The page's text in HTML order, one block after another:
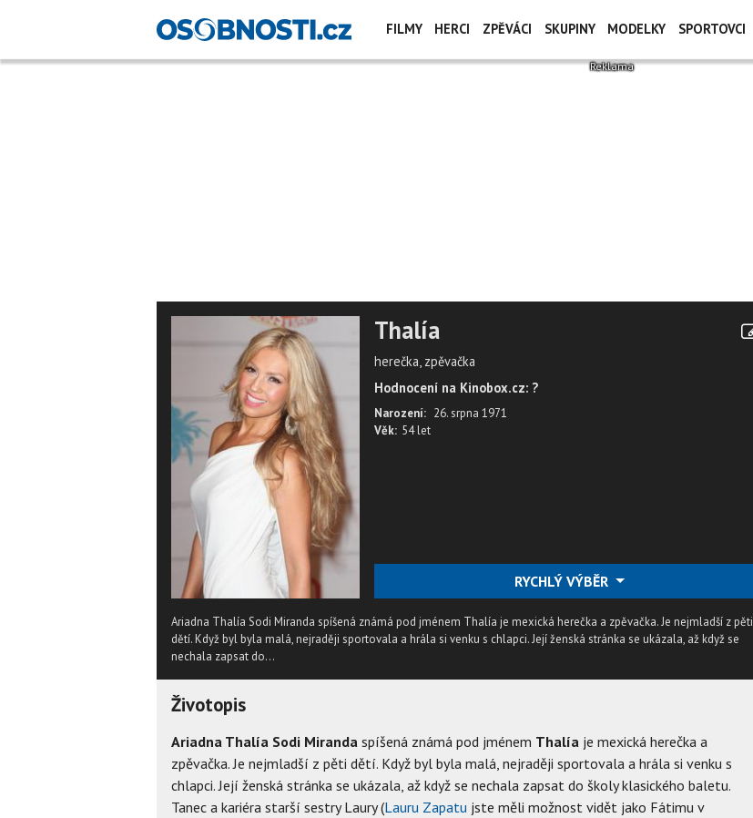
FILMY HERCI ZPĚVÁCI SKUPINY MODELKY SPORTOVCI
Thalía
herečka, zpěvačka
Hodnocení na Kinobox.cz: ?
Narození: 26. srpna 1971
Věk: 54 let
RYCHLÝ VÝBĚR
Ariadna Thalía Sodi Miranda spíšená známá pod jménem Thalía je mexická herečka a zpěvačka. Je nejmladší z pěti
dětí. Když byl byla malá, nejraději sportovala a hrála si venku s chlapci. Její ženská stránka se ukázala, až když se
nechala zapsat do...
Životopis
Ariadna Thalía Sodi Miranda spíšená známá pod jménem Thalía je mexická herečka a
zpěvačka. Je nejmladší z pěti dětí. Když byl byla malá, nejraději sportovala a hrála si venku s
chlapci. Její ženská stránka se ukázala, až když se nechala zapsat do školy klasického baletu.
Tanec a kariéra starší sestry Laury (Lauru Zapatu jste měli možnost vidět jako Fátimu v